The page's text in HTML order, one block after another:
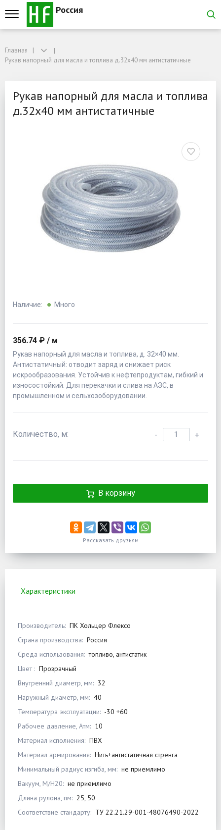
Россия
Рукав напорный для масла и топлива д.32x40 мм антистатичные
Рукав напорный для
Главная
Рукав напорный для масла и топлива д.32x40 мм антистатичные
Рукав напорный для масла и топлива
д.32x40 мм антистатичные
Наличие: Много
356.74 ₽ / м
Рукав напорный для масла и топлива, д. 32×40 мм.
Антистатичный: отводит заряд и снижает риск
искрообразования. Устойчив к нефтепродуктам, гибкий и
износостойкий. Для перекачки и слива на АЗС, в
промышленном и сельхозоборудовании.
Количество, м: - +
В корзину
Рассказать друзьям
Характеристики
Производитель: ПК Хольцер Флексо
Страна производства: Россия
Среда использования: топливо, антистатик
Цвет : Прозрачный
Внутренний диаметр, мм: 32
Наружный диаметр, мм: 40
Температура эксплуатации: -30 +60
Рабочее давление, Атм: 10
Материал исполнения: ПВХ
Материал армирования: Нить+антистатичная стренга
Минимальный радиус изгиба, мм: не приемлимо
Вакуум, М/Н20: не приемлимо
Длина рулона, пм: 25, 50
Соответствие стандарту: ТУ 22.21.29-001-48076490-2022